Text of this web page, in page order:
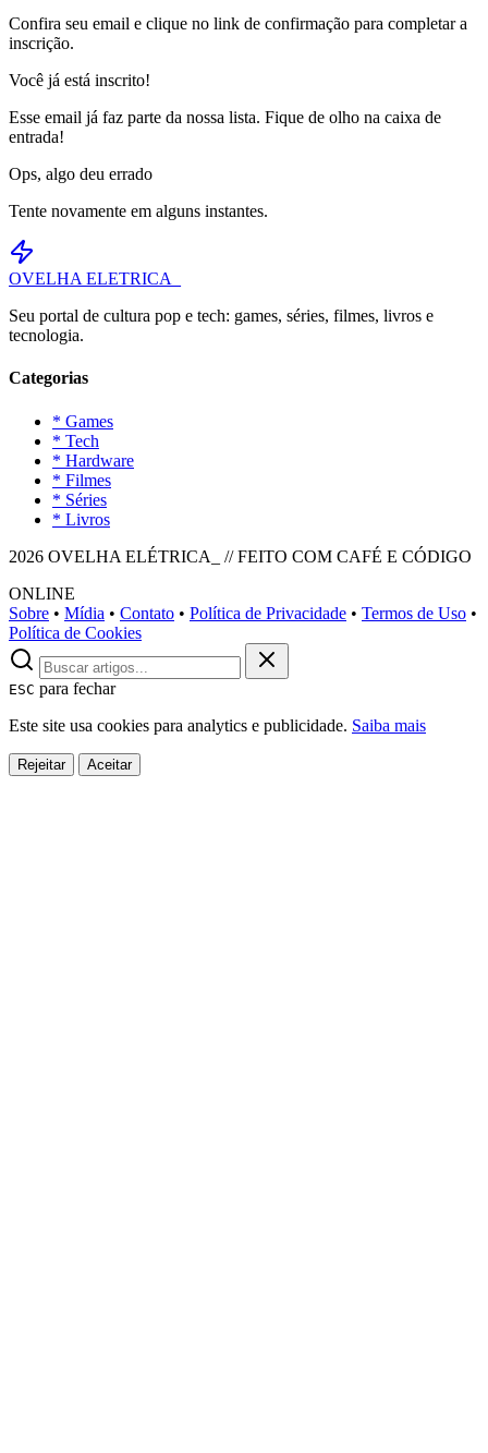
Confira seu email e clique no link de confirmação para completar a
inscrição.
Você já está inscrito!
Esse email já faz parte da nossa lista. Fique de olho na caixa de
entrada!
Ops, algo deu errado
Tente novamente em alguns instantes.
OVELHA ELETRICA_
Seu portal de cultura pop e tech: games, séries, filmes, livros e
tecnologia.
Categorias
* Games
* Tech
* Hardware
* Filmes
* Séries
* Livros
2026 OVELHA ELÉTRICA_ // FEITO COM CAFÉ E CÓDIGO
ONLINE
Sobre • Mídia • Contato • Política de Privacidade • Termos de Uso •
Política de Cookies
ESC para fechar
Este site usa cookies para analytics e publicidade. Saiba mais
Rejeitar Aceitar